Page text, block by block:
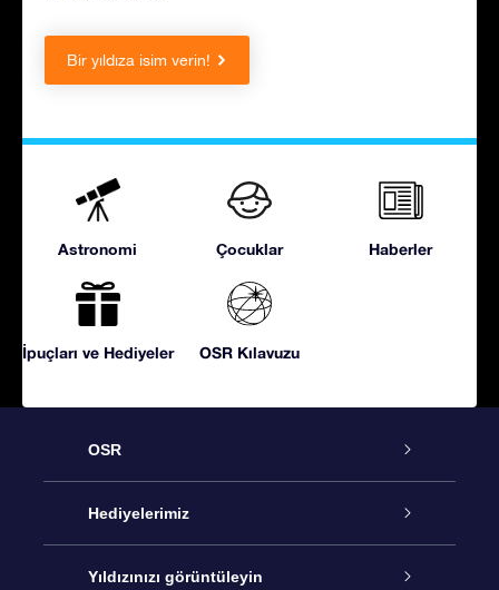
Bir yıldıza isim verin!
Astronomi Çocuklar Haberler
İpuçları ve Hediyeler OSR Kılavuzu
OSR
Hizmet
İletişim
Hediyelerimiz
Çevrimiçi Yıldız Hediyesi
Yıldızınızı görüntüleyin